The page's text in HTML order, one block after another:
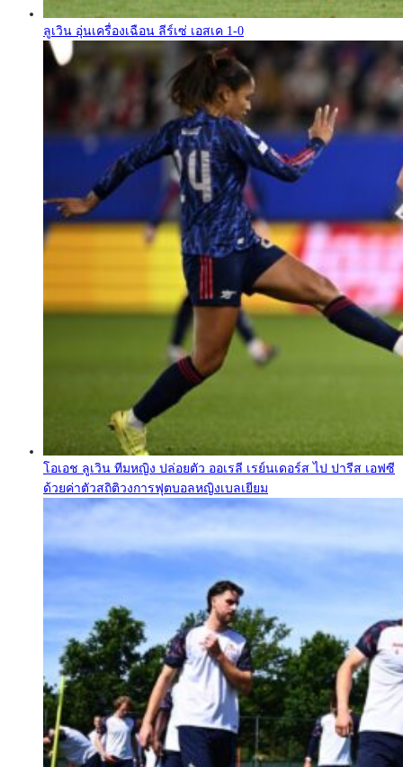
ลูเวิน อุ่นเครื่องเฉือน ลีร์เซ่ เอสเค 1-0
โอเอช ลูเวิน ทีมหญิง ปล่อยตัว ออเรลี เรย์นเดอร์ส ไป ปารีส เอฟซี
ด้วยค่าตัวสถิติวงการฟุตบอลหญิงเบลเยียม